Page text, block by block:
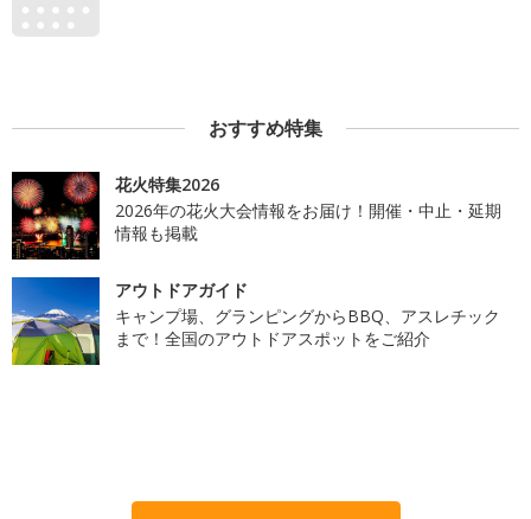
おすすめ特集
花火特集2026
2026年の花火大会情報をお届け！開催・中止・延期
情報も掲載
アウトドアガイド
キャンプ場、グランピングからBBQ、アスレチック
まで！全国のアウトドアスポットをご紹介